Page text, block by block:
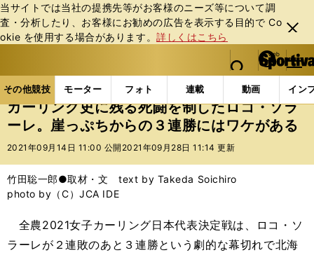
当サイトでは当社の提携先等がお客様のニーズ等について調
査・分析したり、お客様にお勧めの広告を表⽰する⽬的で Co
okie を使⽤する場合があります。詳しくはこちら
閉じ
る
web Sportiva (webスポルティーバ)
検索
マイペ
ー
ジ
メニュ
その他競技 モーター フォト 連載 動画 イン
ス
ポ
ル
バ
その他競技の記事一覧 その他競技 冬季競技 カ
カーリング史に残る死闘を制したロコ・ソラ
ーレ。崖っぷちからの３連勝にはワケがある
2021年09月14日 11:00 公開 2021年09月28日 11:14 更新
竹田聡一郎●取材・文 text by Takeda Soichiro
photo by（C）JCA IDE
全農2021女子カーリング日本代表決定戦は、ロコ・ソ
ラーレが２連敗のあと３連勝という劇的な幕切れで北海